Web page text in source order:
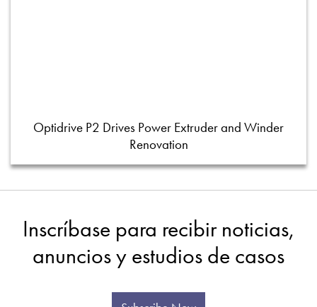
Optidrive P2 Drives Power Extruder and Winder
Renovation
Inscríbase para recibir noticias,
anuncios y estudios de casos